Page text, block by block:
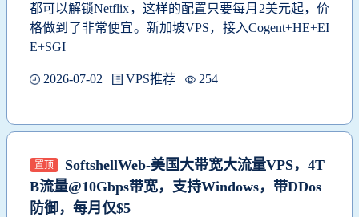
都可以解锁Netflix，这样的配置只要每月2美元起，价
格做到了非常便宜。新加坡VPS，接入Cogent+HE+EI
E+SGI
2026-07-02 VPS推荐 254
置顶
SoftshellWeb-美国大带宽大流量VPS，4T
B流量@10Gbps带宽，支持Windows，带DDos
防御，每月仅$5